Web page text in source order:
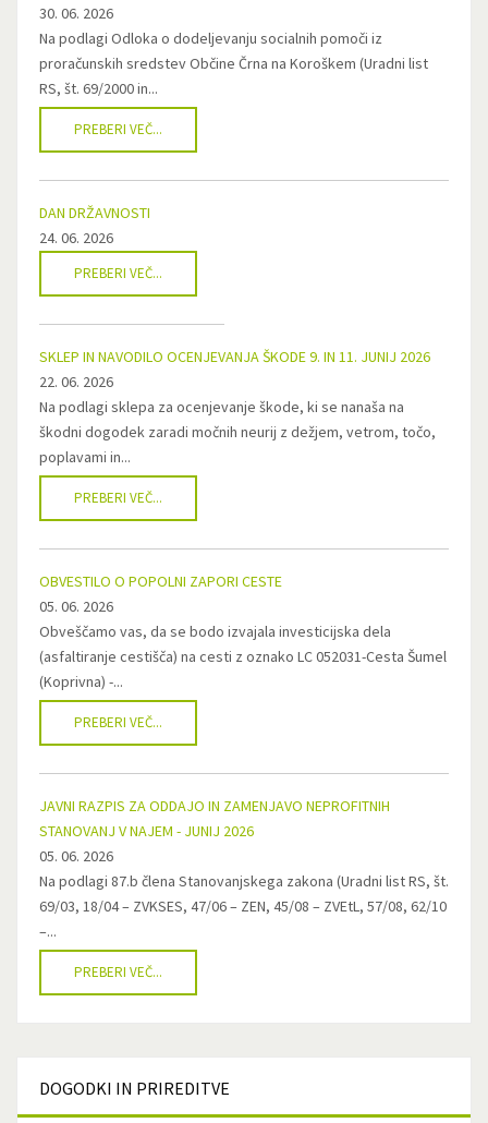
30. 06. 2026
Na podlagi Odloka o dodeljevanju socialnih pomoči iz
proračunskih sredstev Občine Črna na Koroškem (Uradni list
RS, št. 69/2000 in...
PREBERI VEČ...
DAN DRŽAVNOSTI
24. 06. 2026
PREBERI VEČ...
SKLEP IN NAVODILO OCENJEVANJA ŠKODE 9. IN 11. JUNIJ 2026
22. 06. 2026
Na podlagi sklepa za ocenjevanje škode, ki se nanaša na
škodni dogodek zaradi močnih neurij z dežjem, vetrom, točo,
poplavami in...
PREBERI VEČ...
OBVESTILO O POPOLNI ZAPORI CESTE
05. 06. 2026
Obveščamo vas, da se bodo izvajala investicijska dela
(asfaltiranje cestišča) na cesti z oznako LC 052031-Cesta Šumel
(Koprivna) -...
PREBERI VEČ...
JAVNI RAZPIS ZA ODDAJO IN ZAMENJAVO NEPROFITNIH
STANOVANJ V NAJEM - JUNIJ 2026
05. 06. 2026
Na podlagi 87.b člena Stanovanjskega zakona (Uradni list RS, št.
69/03, 18/04 – ZVKSES, 47/06 – ZEN, 45/08 – ZVEtL, 57/08, 62/10
–...
PREBERI VEČ...
DOGODKI IN PRIREDITVE